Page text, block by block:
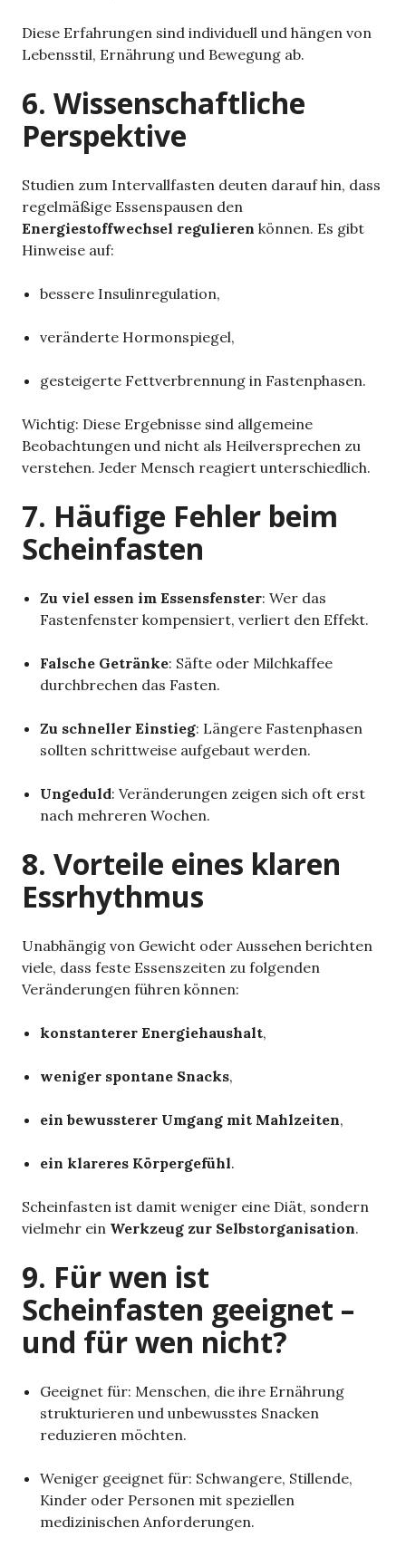
Diese Erfahrungen sind individuell und hängen von
Lebensstil, Ernährung und Bewegung ab.
6. Wissenschaftliche
Perspektive
Studien zum Intervallfasten deuten darauf hin, dass
regelmäßige Essenspausen den
Energiestoffwechsel regulieren können. Es gibt
Hinweise auf:
bessere Insulinregulation,
veränderte Hormonspiegel,
gesteigerte Fettverbrennung in Fastenphasen.
Wichtig: Diese Ergebnisse sind allgemeine
Beobachtungen und nicht als Heilversprechen zu
verstehen. Jeder Mensch reagiert unterschiedlich.
7. Häufige Fehler beim
Scheinfasten
Zu viel essen im Essensfenster: Wer das
Fastenfenster kompensiert, verliert den Effekt.
Falsche Getränke: Säfte oder Milchkaffee
durchbrechen das Fasten.
Zu schneller Einstieg: Längere Fastenphasen
sollten schrittweise aufgebaut werden.
Ungeduld: Veränderungen zeigen sich oft erst
nach mehreren Wochen.
8. Vorteile eines klaren
Essrhythmus
Unabhängig von Gewicht oder Aussehen berichten
viele, dass feste Essenszeiten zu folgenden
Veränderungen führen können:
konstanterer Energiehaushalt,
weniger spontane Snacks,
ein bewussterer Umgang mit Mahlzeiten,
ein klareres Körpergefühl.
Scheinfasten ist damit weniger eine Diät, sondern
vielmehr ein Werkzeug zur Selbstorganisation.
9. Für wen ist
Scheinfasten geeignet –
und für wen nicht?
Geeignet für: Menschen, die ihre Ernährung
strukturieren und unbewusstes Snacken
reduzieren möchten.
Weniger geeignet für: Schwangere, Stillende,
Kinder oder Personen mit speziellen
medizinischen Anforderungen.